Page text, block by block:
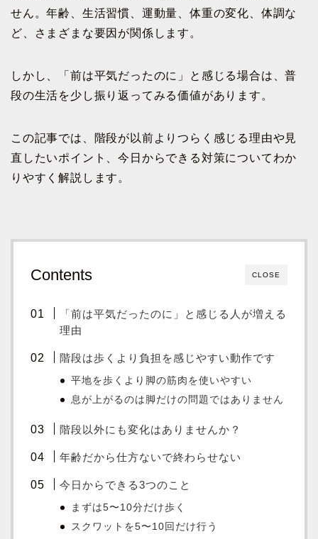
せん。年齢、生活習慣、運動量、体重の変化、体調な
ど、さまざまな要因が関係します。
しかし、「前は平気だったのに」と感じる場合は、普
段の生活を少し振り返ってみる価値があります。
この記事では、階段が以前よりつらく感じる理由や見
直したいポイント、今日からできる対策についてわか
りやすく解説します。
CLOSE
Contents
「前は平気だったのに」と感じる人が増える
理由
階段は歩くより負担を感じやすい動作です
平地を歩くより脚の筋肉を使いやすい
息が上がるのは脚だけの問題ではありません
階段以外にも変化はありませんか？
年齢だから仕方ないで終わらせない
今日からできる3つのこと
まずは5〜10分だけ歩く
スクワットを5〜10回だけ行う